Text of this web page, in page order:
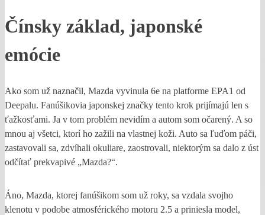
Čínsky základ, japonské
emócie
Ako som už naznačil, Mazda vyvinula 6e na platforme EPA1 od
Deepalu. Fanúšikovia japonskej značky tento krok prijímajú len s
ťažkosťami. Ja v tom problém nevidím a autom som očarený. A so
mnou aj všetci, ktorí ho zažili na vlastnej koži. Auto sa ľuďom páči,
zastavovali sa, zdvíhali okuliare, zaostrovali, niektorým sa dalo z úst
odčítať prekvapivé „Mazda?“.
Áno, Mazda, ktorej fanúšikom som už roky, sa vzdala svojho
klenotu v podobe atmosférického motoru 2.5 a priniesla model,